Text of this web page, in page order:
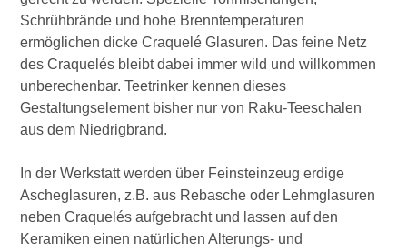
Schrühbrände und hohe Brenntemperaturen
ermöglichen dicke Craquelé Glasuren. Das feine Netz
des Craquelés bleibt dabei immer wild und willkommen
unberechenbar. Teetrinker kennen dieses
Gestaltungselement bisher nur von Raku-Teeschalen
aus dem Niedrigbrand.
In der Werkstatt werden über Feinsteinzeug erdige
Ascheglasuren, z.B. aus Rebasche oder Lehmglasuren
neben Craquelés aufgebracht und lassen auf den
Keramiken einen natürlichen Alterungs- und